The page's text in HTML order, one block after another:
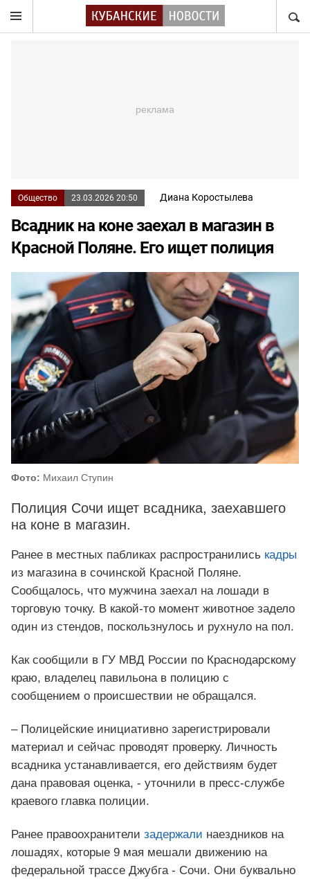
Общество 23.03.2026 20:50 Диана Коростылева
Всадник на коне заехал в магазин в
Красной Поляне. Его ищет полиция
Фото: Михаил Ступин
Полиция Сочи ищет всадника, заехавшего
на коне в магазин.
Ранее в местных пабликах распространились кадры
из магазина в сочинской Красной Поляне.
Сообщалось, что мужчина заехал на лошади в
торговую точку. В какой-то момент животное задело
один из стендов, поскользнулось и рухнуло на пол.
Как сообщили в ГУ МВД России по Краснодарскому
краю, владелец павильона в полицию с
сообщением о происшествии не обращался.
– Полицейские инициативно зарегистрировали
материал и сейчас проводят проверку. Личность
всадника устанавливается, его действиям будет
дана правовая оценка, - уточнили в пресс-службе
краевого главка полиции.
Ранее правоохранители задержали наездников на
лошадях, которые 9 мая мешали движению на
федеральной трассе Джубга - Сочи. Они буквально